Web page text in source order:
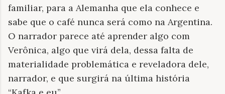
familiar, para a Alemanha que ela conhece e
sabe que o café nunca será como na Argentina.
O narrador parece até aprender algo com
Verônica, algo que virá dela, dessa falta de
materialidade problemática e reveladora dele,
narrador, e que surgirá na última história